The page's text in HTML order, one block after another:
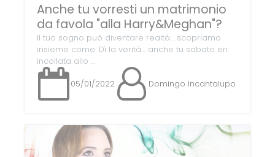
Anche tu vorresti un matrimonio
da favola "alla Harry&Meghan"?
Il tuo sogno può diventare realtà… scopriamo
insieme come. Dì la verità… anche tu sabato eri
incollata allo ...
05/01/2022 Domingo Incantalupo